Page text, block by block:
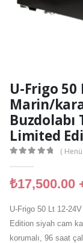
U-Frigo 50
Marin/
Limited
(
₺17,500.00
U-Frigo 50 Lt 12-
Edition siyah cam
korumalı, 96 saat